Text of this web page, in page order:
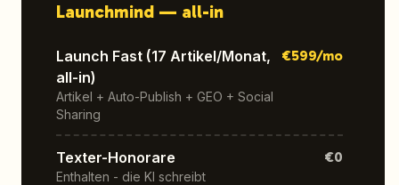
Launchmind — all-in
Launch Fast (17 Artikel/Monat,
all-in)
Artikel + Auto-Publish + GEO + Social
Sharing
€599/mo
Texter-Honorare
Enthalten - die KI schreibt
€0